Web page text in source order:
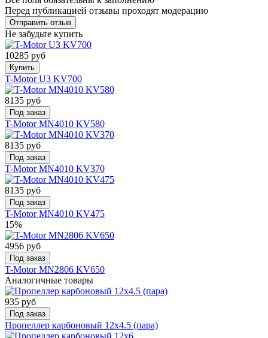
Перед публикацией отзывы проходят модерацию
Не забудьте купить
10285 руб
Купить
T-Motor U3 KV700
8135 руб
Под заказ
T-Motor MN4010 KV580
8135 руб
Под заказ
T-Motor MN4010 KV370
8135 руб
Под заказ
T-Motor MN4010 KV475
15%
4956 руб
Под заказ
T-Motor MN2806 KV650
Аналогичные товары
935 руб
Под заказ
Пропеллер карбоновый 12x4.5 (пара)